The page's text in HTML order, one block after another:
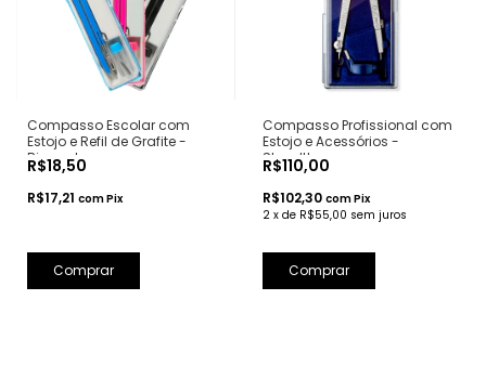
Compasso Escolar com
Estojo e Refil de Grafite -
Bismark
R$18,50
R$17,21 comPix
Comprar
Compasso Profissional com
Estojo e Acessórios -
Staedtler
R$110,00
R$102,30 comPix
2 x de R$55,00 sem juros